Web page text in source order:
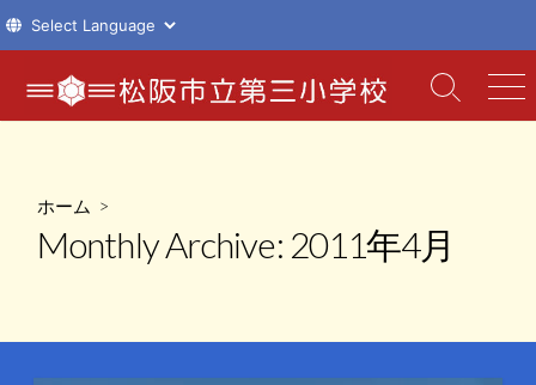
テ
検
索
メ
ニ
ホーム >
Monthly Archive: 2011年4月